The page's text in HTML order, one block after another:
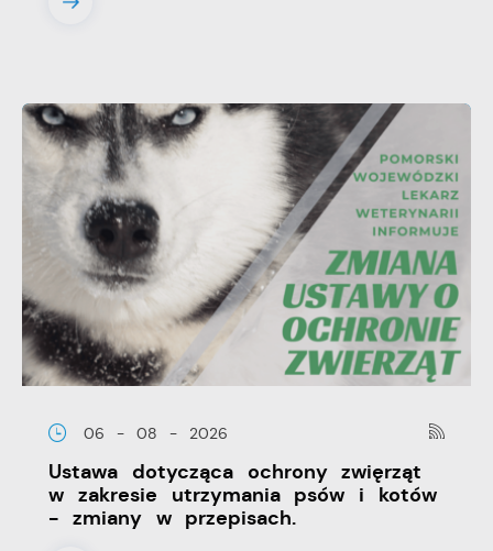
06 - 08 - 2026
Ustawa dotycząca ochrony zwięrząt
w zakresie utrzymania psów i kotów
- zmiany w przepisach.